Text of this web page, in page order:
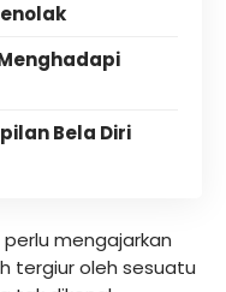
Bela Diri
mengajarkan
tergiur oleh sesuatu